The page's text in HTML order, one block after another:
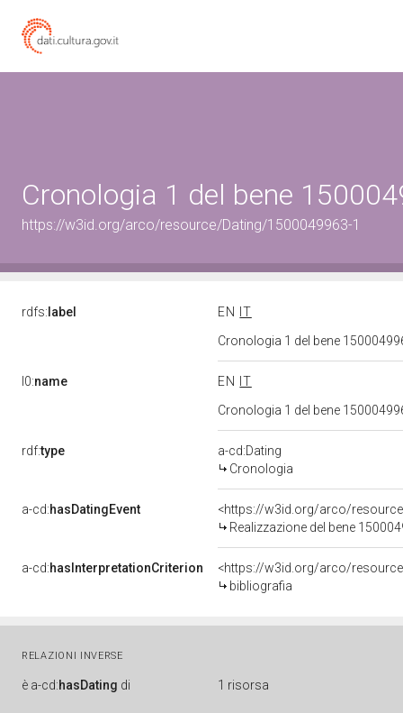
Cronologia 1 del bene
https://w3id.org/arco/resource/Dating/1500049963-1
rdfs: label EN
IT
Cronologia 1 del bene
l0:name EN
IT
Cronologia 1 del bene
rdf:type
a-cd:Dating
Cronologia
a-cd:hasDatingEvent
<https://w3id.org/arco/
Realizzazione del bene
a-cd:hasInterpretationCriterion
<https://w3id.org/arco/
bibliografia
RELAZIONI INVERSE
è a-cd:hasDating di 1 risorsa